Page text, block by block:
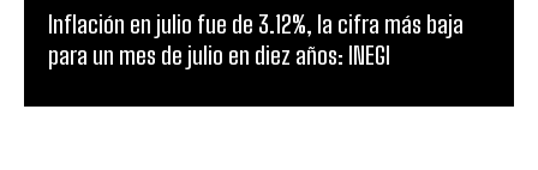
Inflación en julio fue de 3.12%, la cifra más baja
para un mes de julio en diez años: INEGI